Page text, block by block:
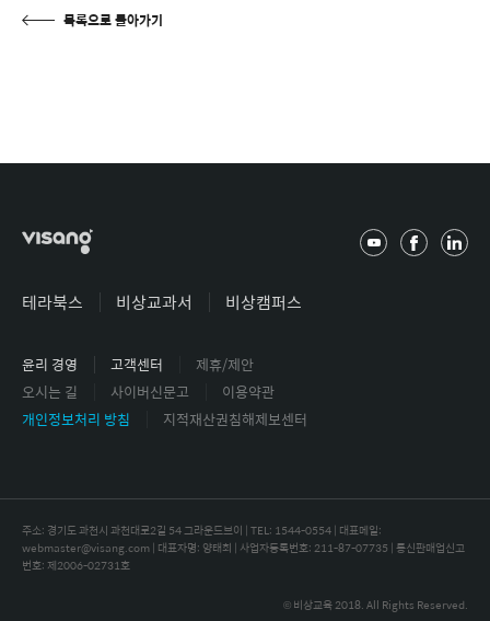
목록으로 돌아가기
테라북스 비상교과서 비상캠퍼스
윤리 경영 고객센터
제휴/제안
오시는 길
사이버신문고
이용약관
개인정보처리 방침
지적재산권침해제보센터
유
페
링
주소: 경기도 과천시 과천대로2길 54 그라운드브이 | TEL: 1544-0554 | 대표메일:
webmaster@visang.com | 대표자명: 양태회 | 사업자등록번호: 211-87-07735 | 통신판매업신고
번호: 제2006-02731호
© 비상교육 2018. All Rights Reserved.